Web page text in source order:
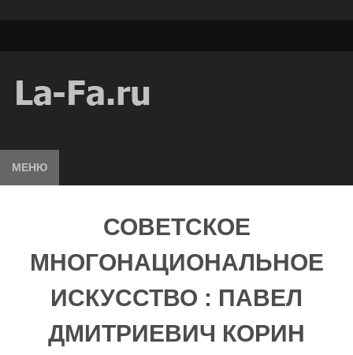
МЕНЮ
СОВЕТСКОЕ
МНОГОНАЦИОНАЛЬНОЕ
ИСКУССТВО : ПАВЕЛ
ДМИТРИЕВИЧ КОРИН